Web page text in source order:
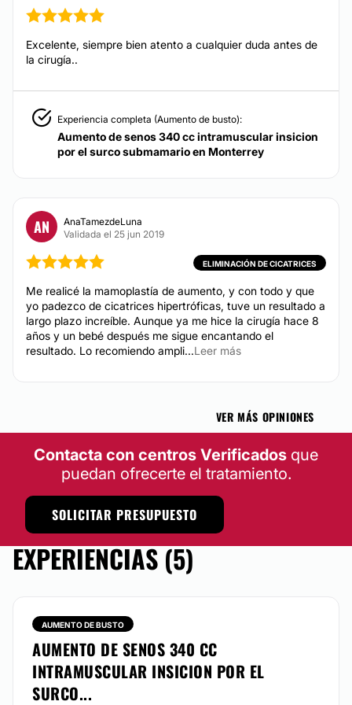
Rejuvenecimiento facial
Hilos tensores
Alopecia
Blefaroplastia sin cirugía
Lipólisis
TRATAMIENTOS DE BELLEZA
Peeling
Drenaje linfático
Dieta
Tratamientos anticelulíticos
Excelente, siempre bien atento a cualquier duda antes de
la cirugía..
Experiencia completa (Aumento de busto):
Aumento de senos 340 cc intramuscular insicion
por el surco submamario en Monterrey
AN
AnaTamezdeLuna
Validada el 25 jun 2019
ELIMINACIÓN DE CICATRICES
Me realicé la mamoplastía de aumento, y con todo y que
yo padezco de cicatrices hipertróficas, tuve un resultado a
largo plazo increíble. Aunque ya me hice la cirugía hace 8
años y un bebé después me sigue encantando el
resultado. Lo recomiendo ampli...Leer más
VER MÁS OPINIONES
Contacta con centros Verificados que
puedan ofrecerte el tratamiento.
SOLICITAR PRESUPUESTO
EXPERIENCIAS (5)
AUMENTO DE BUSTO
AUMENTO DE SENOS 340 CC
INTRAMUSCULAR INSICION POR EL
SURCO...